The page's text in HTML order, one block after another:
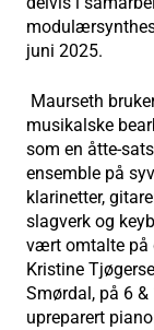
juni 2025.
Maurseth
musikalske
som en åtte-
ensemble på
klarinetter,
slagverk og
vært omtalte på
Kristine
Smørdal, på 6 &
upreparert